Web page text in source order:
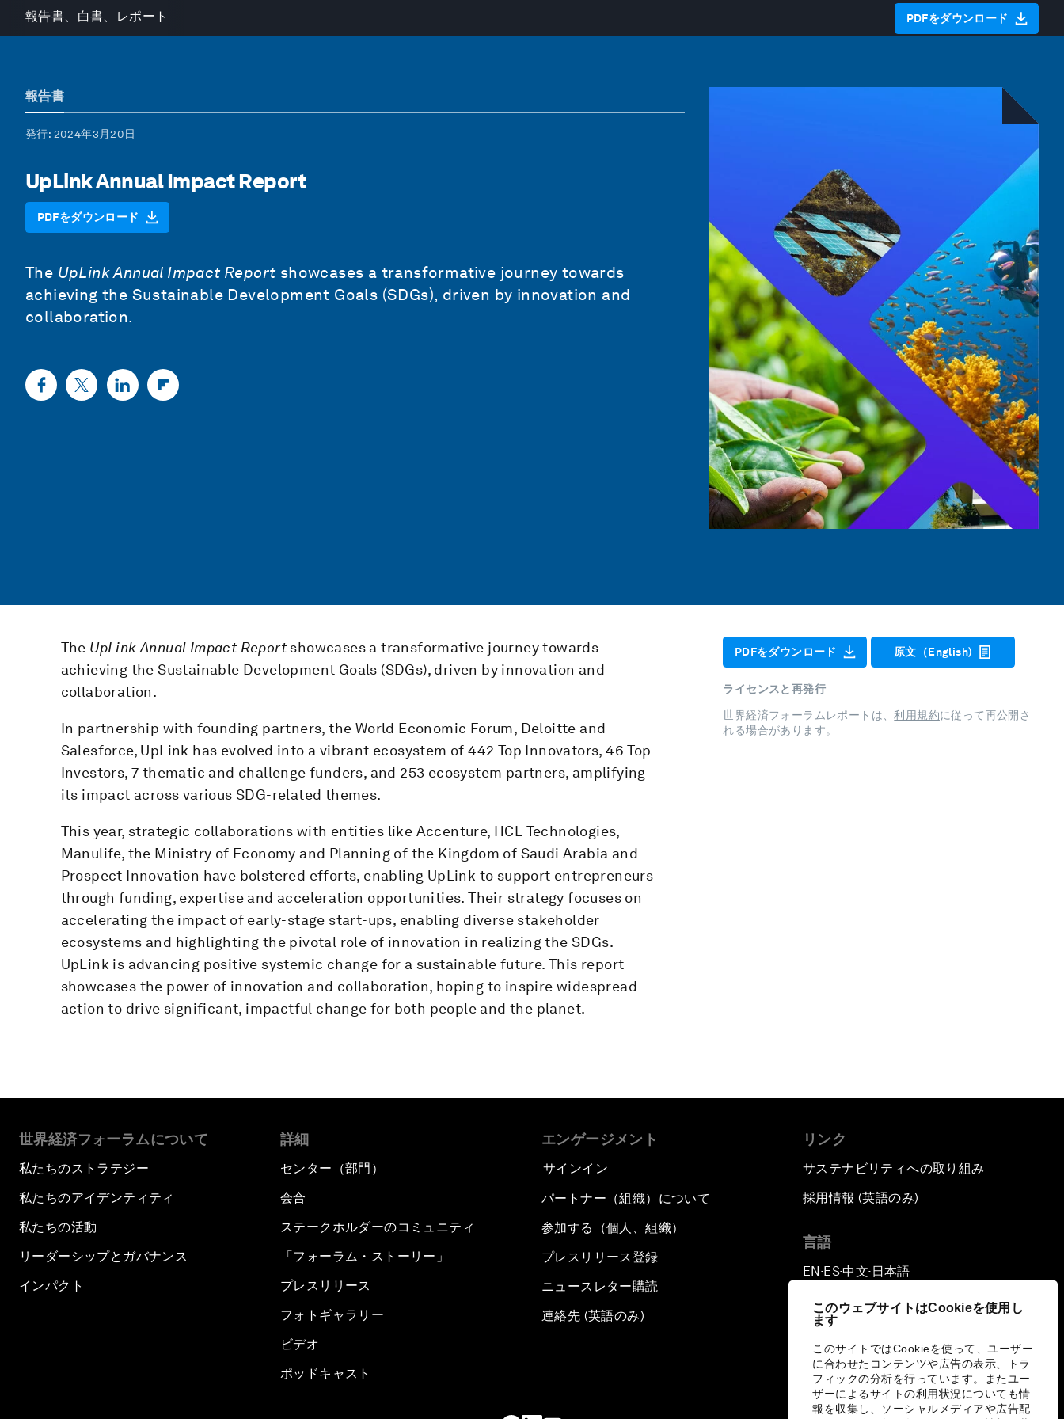
このウェブサイトはCookieを使用し
ます
このサイトではCookieを使って、ユーザー
に合わせたコンテンツや広告の表示、トラ
フィックの分析を行っています。またユー
ザーによるサイトの利用状況についても情
報を収集し、ソーシャルメディアや広告配
報告書、白書、レポート PDFをダウンロード
報告書
発行: 2024年3月20日
UpLink Annual Impact Report
PDFをダウンロード
The UpLink Annual Impact Reportshowcases a transformative journey towards
achieving the Sustainable Development Goals (SDGs), driven by innovation and
collaboration.
The UpLink Annual Impact Reportshowcases a transformative journey towards
achieving the Sustainable Development Goals (SDGs), driven by innovation and
collaboration.
In partnership with founding partners, the World Economic Forum, Deloitte and
Salesforce, UpLink has evolved into a vibrant ecosystem of 442 Top Innovators, 46 Top
Investors, 7 thematic and challenge funders, and 253 ecosystem partners, amplifying
its impact across various SDG-related themes.
This year, strategic collaborations with entities like Accenture, HCL Technologies,
Manulife, the Ministry of Economy and Planning of the Kingdom of Saudi Arabia and
Prospect Innovation have bolstered efforts, enabling UpLink to support entrepreneurs
through funding, expertise and acceleration opportunities. Their strategy focuses on
accelerating the impact of early-stage start-ups, enabling diverse stakeholder
ecosystems and highlighting the pivotal role of innovation in realizing the SDGs.
UpLink is advancing positive systemic change for a sustainable future. This report
showcases the power of innovation and collaboration, hoping to inspire widespread
action to drive significant, impactful change for both people and the planet.
PDFをダウンロード 原文（English)
ライセンスと再発行
世界経済フォーラムレポートは、利用規約に従って再公開さ
れる場合があります。
世界経済フォーラムについて
私たちのストラテジー
私たちのアイデンティティ
私たちの活動
リーダーシップとガバナンス
インパクト
詳細
センター（部門）
会合
ステークホルダーのコミュニティ
「フォーラム・ストーリー」
プレスリリース
フォトギャラリー
ビデオ
ポッドキャスト
エンゲージメント
サインイン
パートナー（組織）について
参加する（個人、組織）
プレスリリース登録
ニュースレター購読
連絡先 (英語のみ)
リンク
サステナビリティへの取り組み
採用情報 (英語のみ)
言語
EN ▪ ES▪中文▪ 日本語